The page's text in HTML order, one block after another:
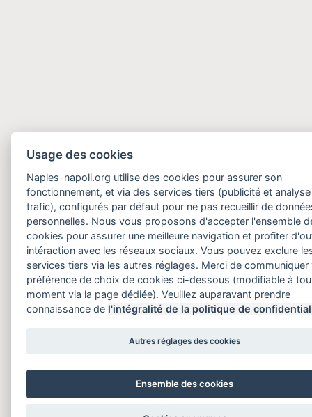
Usage des cookies
Naples-napoli.org utilise des cookies pour assurer son
fonctionnement, et via des services tiers (publicité et
trafic), configurés par défaut pour ne pas recueillir de
personnelles. Nous vous proposons d'accepter l'ensemble
cookies pour assurer une meilleure navigation et profiter
intéraction avec les réseaux sociaux. Vous pouvez exclure
services tiers via les autres réglages. Merci de communiquer
préférence de choix de cookies ci-dessous (modifiable à
moment via la page dédiée). Veuillez auparavant prendre
connaissance de l'intégralité de la politique de
Autres réglages des cookies
Ensemble des cookies